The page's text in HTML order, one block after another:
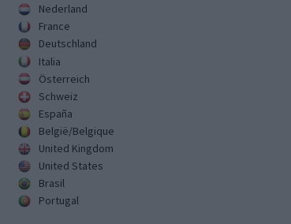
Nederland
France
Deutschland
Italia
Österreich
Schweiz
España
België/Belgique
United Kingdom
United States
Brasil
Portugal